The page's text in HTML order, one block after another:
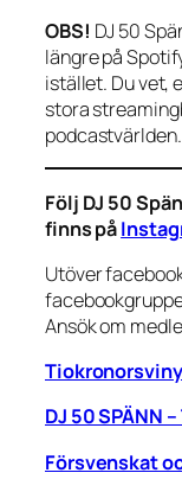
OBS! DJ 50
längre på
istället. Du vet,
stora
podcastvärlden.
Följ DJ 50
finns på
Utöver
Ansök om
DJ 50 SPÄNN
Försvenskat